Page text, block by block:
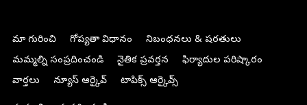
మా గురించి గోప్యతా విధానం
నిబంధనలు & షరతులు
మమ్మల్ని సంప్రదించండి
నైతిక ప్రవర్తన
ఫిర్యాదుల పరిష్కారం
వార్తలు
న్యూస్ ఆర్కైవ్ టాపిక్స్ ఆర్కైవ్స్